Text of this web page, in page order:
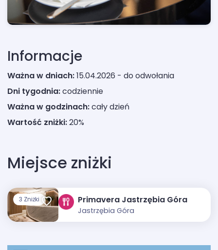
Informacje
Ważna w dniach:15.04.2026 - do odwołania
Dni tygodnia:codziennie
Ważna w godzinach:cały dzień
Wartość zniżki:20%
Miejsce zniżki
3 Zniżki Primavera Jastrzębia Góra
Jastrzębia Góra